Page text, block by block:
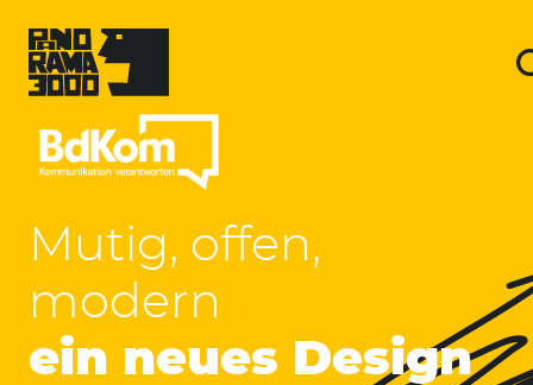
content
Bundesverband
der
Kommunikatoren
Mutig, offen,
modern
ein neues Design